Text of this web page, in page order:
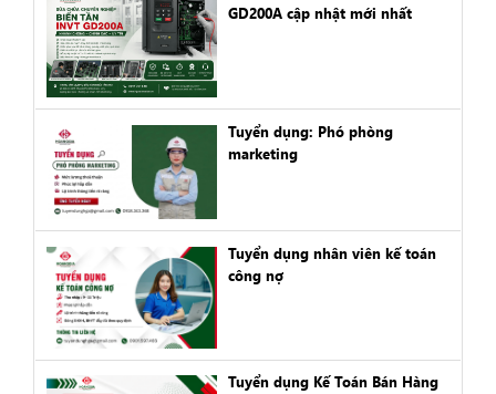
GD200A cập nhật mới nhất
Tuyển dụng: Phó phòng
marketing
Tuyển dụng nhân viên kế toán
công nợ
Tuyển dụng Kế Toán Bán Hàng